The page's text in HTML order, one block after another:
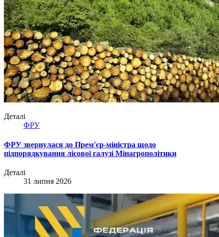
Деталі
ФРУ
ФРУ звернулася до Прем'єр-міністра щодо
підпорядкування лісової галузі Мінагрополітики
Деталі
31 липня 2026